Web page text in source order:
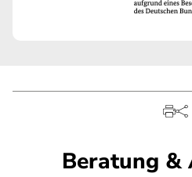
Beratung &